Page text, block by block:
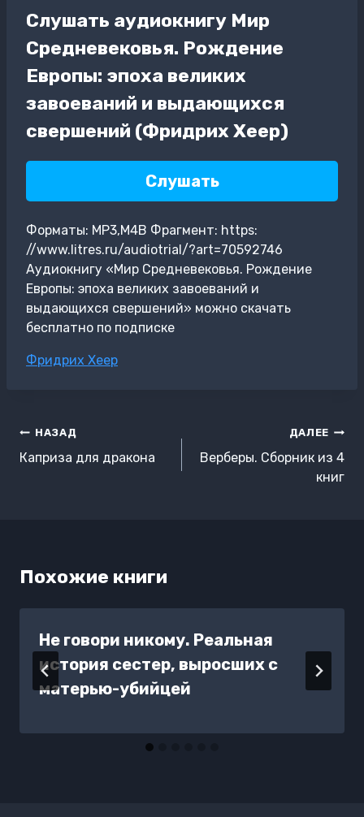
Слушать аудиокнигу Мир
Средневековья. Рождение
Европы: эпоха великих
завоеваний и выдающихся
свершений (Фридрих Хеер)
Слушать
Форматы: MP3,M4B Фрагмент: https:
//www.litres.ru/audiotrial/?art=70592746
Аудиокнигу «Мир Средневековья. Рождение
Европы: эпоха великих завоеваний и
выдающихся свершений» можно скачать
бесплатно по подписке
Метки
Фридрих Хеер
Навигация
по
НАЗАД
Каприза для дракона
ДАЛЕЕ
Верберы. Сборник из 4
книг
Похожие книги
Не говори никому. Реальная
история сестер, выросших с
матерью-убийцей